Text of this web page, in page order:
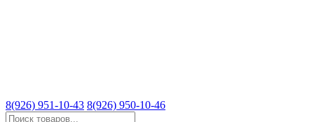
8(926) 951-10-43 8(926) 950-10-46